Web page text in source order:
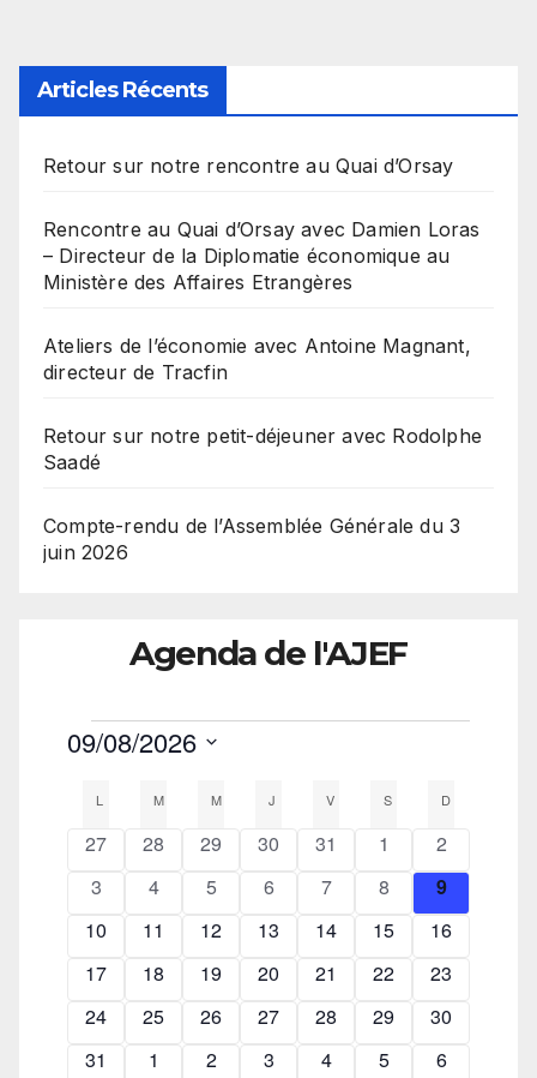
Articles Récents
Retour sur notre rencontre au Quai d’Orsay
Rencontre au Quai d’Orsay avec Damien Loras
– Directeur de la Diplomatie économique au
Ministère des Affaires Etrangères
Ateliers de l’économie avec Antoine Magnant,
directeur de Tracfin
Retour sur notre petit-déjeuner avec Rodolphe
Saadé
Compte-rendu de l’Assemblée Générale du 3
juin 2026
Agenda de l'AJEF